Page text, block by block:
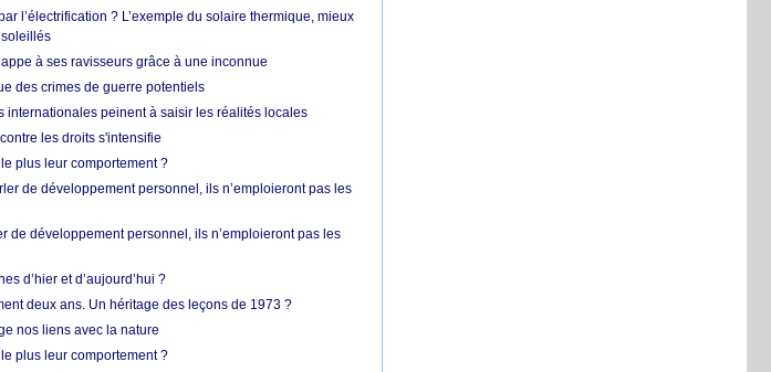
l’électrification ? L’exemple du solaire thermique, mieux
à ses ravisseurs grâce à une inconnue
des crimes de guerre potentiels
peinent à saisir les réalités locales
les droits s'intensifie
plus leur comportement ?
de développement personnel, ils n’emploieront pas les
de développement personnel, ils n’emploieront pas les
d’hier et d’aujourd’hui ?
deux ans. Un héritage des leçons de 1973 ?
nos liens avec la nature
plus leur comportement ?